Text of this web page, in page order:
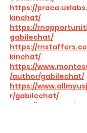
https://
kinchat/
https://
gabilechat/
https://
kinchat/
https://
/author/gabilechat/
https://
r/gabilechat/
https://